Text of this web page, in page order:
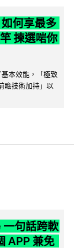
何享最多
揀選啱你
本效能，「極致
瞻技術加持」以
句話跨軟
APP 兼免